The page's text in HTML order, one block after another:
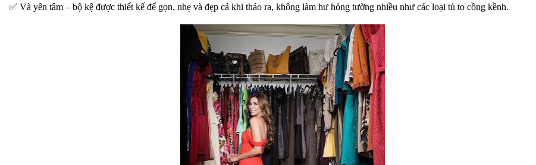
✅ Và yên tâm – bộ kệ được thiết kế để gọn, nhẹ và đẹp cả khi tháo ra, không làm hư hỏng tường nhiều như các loại tủ to cồng kềnh.